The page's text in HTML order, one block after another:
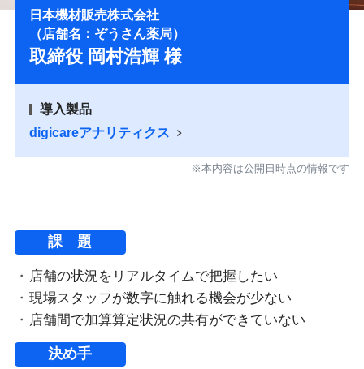
日本機材販売株式会社
（店舗名：ぞうさん薬局）
取締役 岡村浩輝 様
導入製品
digicareアナリティクス
※本内容は公開日時点の情報です
課 題
店舗の状況をリアルタイムで把握したい
現場スタッフが数字に触れる機会が少ない
店舗間で加算算定状況の共有ができていない
決め手